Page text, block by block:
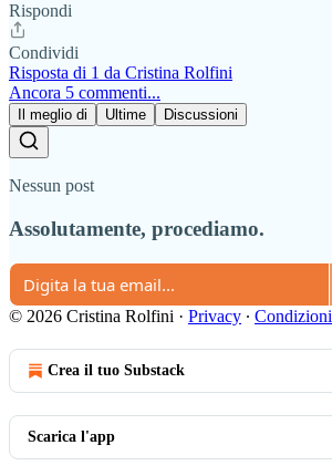
Rispondi
Condividi
Risposta di 1 da Cristina Rolfini
Ancora 5 commenti...
Il meglio di Ultime Discussioni
Nessun post
Assolutamente, procediamo.
© 2026 Cristina Rolfini · Privacy ∙ Condizioni
Crea il tuo Substack
Scarica l'app